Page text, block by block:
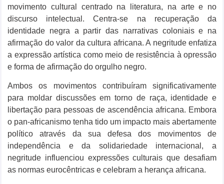
movimento cultural centrado na literatura, na arte e no
discurso intelectual. Centra-se na recuperação da
identidade negra a partir das narrativas coloniais e na
afirmação do valor da cultura africana. A negritude enfatiza
a expressão artística como meio de resistência à opressão
e forma de afirmação do orgulho negro.
Ambos os movimentos contribuíram significativamente
para moldar discussões em torno de raça, identidade e
libertação para pessoas de ascendência africana. Embora
o pan-africanismo tenha tido um impacto mais abertamente
político através da sua defesa dos movimentos de
independência e da solidariedade internacional, a
negritude influenciou expressões culturais que desafiam
as normas eurocêntricas e celebram a herança africana.